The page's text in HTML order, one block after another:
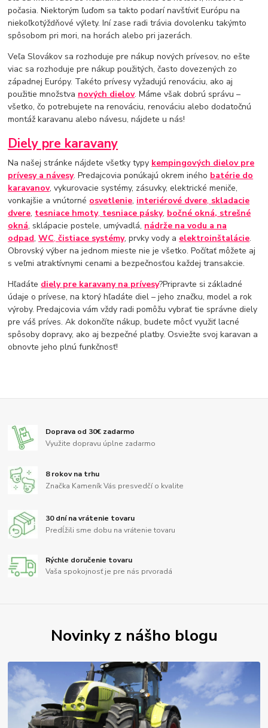
počasia. Niektorým ľuďom sa takto podarí navštíviť Európu na
niekoľkotýždňové výlety. Iní zase radi trávia dovolenku takýmto
spôsobom pri mori, na horách alebo pri jazerách.
Veľa Slovákov sa rozhoduje pre nákup nových prívesov, no ešte
viac sa rozhoduje pre nákup použitých, často dovezených zo
západnej Európy. Takéto prívesy vyžadujú renováciu, ako aj
použitie množstva nových dielov. Máme však dobrú správu –
všetko, čo potrebujete na renováciu, renováciu alebo dodatočnú
montáž karavanu alebo návesu, nájdete u nás!
Diely pre karavany
Na našej stránke nájdete všetky typy kempingových dielov pre
prívesy a návesy. Predajcovia ponúkajú okrem iného batérie do
karavanov, vykurovacie systémy, zásuvky, elektrické meniče,
vonkajšie a vnútorné osvetlenie, interiérové ​​dvere, skladacie
dvere, tesniace hmoty, tesniace pásky, bočné okná, strešné
okná, sklápacie postele, umývadlá, nádrže na vodu a na
odpad,WC,čistiace systémy, prvky vody a elektroinštalácie.
Obrovský výber na jednom mieste nie je všetko. Počítať môžete aj
s veľmi atraktívnymi cenami a bezpečnosťou každej transakcie.
Hľadáte diely pre karavany na prívesy?Pripravte si základné
údaje o prívese, na ktorý hľadáte diel – jeho značku, model a rok
výroby. Predajcovia vám vždy radi pomôžu vybrať tie správne diely
pre váš príves. Ak dokončíte nákup, budete môcť využiť lacné
spôsoby dopravy, ako aj bezpečné platby. Osviežte svoj karavan a
obnovte jeho plnú funkčnosť!
Doprava od 30€ zadarmo
Využite dopravu úplne zadarmo
8 rokov na trhu
Značka Kameník Vás presvedčí o kvalite
30 dní na vrátenie tovaru
Predĺžili sme dobu na vrátenie tovaru
Rýchle doručenie tovaru
Vaša spokojnosť je pre nás prvoradá
Novinky z nášho blogu